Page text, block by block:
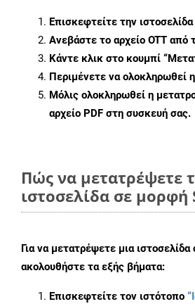
Επισκεφτείτε την ιστοσελίδα
Ανεβάστε το αρχείο OTT από
Κάντε κλικ στο κουμπί
Περιμένετε να ολοκληρωθεί
Μόλις ολοκληρωθεί η
αρχείο PDF στη συσκευή σας.
Πώς να μετατρέψετε
ιστοσελίδα σε μορφή
Για να μετατρέψετε μια
ακολουθήστε τα εξής βήματα:
Επισκεφτείτε τον ιστότοπο